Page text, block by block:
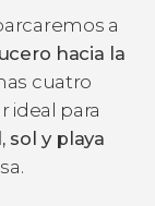
a
hacia la
cuatro
ideal para
sol y playa